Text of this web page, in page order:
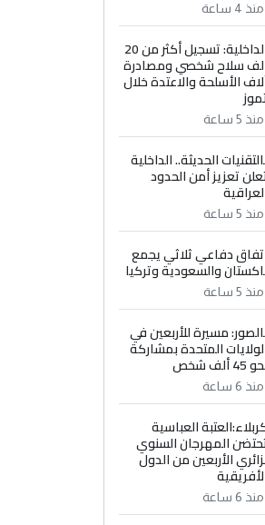
منذ 4 ساعة
الداخلية: تسجيل أكثر من 20
سلاح شخصي ومصادرة
الأسلحة والاعتدة خلال
منذ 5 ساعة
الحديثة.. الداخلية
تعزيز أمن الحدود
منذ 5 ساعة
دفاعي ثلاثي يجمع
والسعودية وتركيا
منذ 5 ساعة
مسيرة للأربعين في
المتحدة بمشاركة
ألف شخص
منذ 6 ساعة
العباسية
المهرجان السنوي
الأربعين من الدول
منذ 6 ساعة